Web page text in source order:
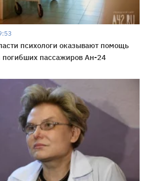
психологи оказывают помощь
погибших пассажиров Ан-24